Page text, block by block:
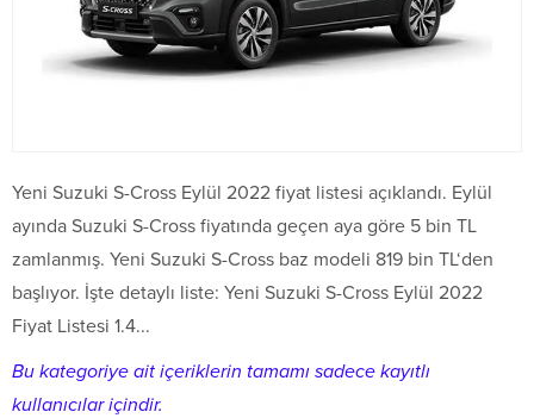
Yeni Suzuki S-Cross Eylül 2022 fiyat listesi açıklandı. Eylül
ayında Suzuki S-Cross fiyatında geçen aya göre 5 bin TL
zamlanmış. Yeni Suzuki S-Cross baz modeli 819 bin TL‘den
başlıyor. İşte detaylı liste: Yeni Suzuki S-Cross Eylül 2022
Fiyat Listesi 1.4...
Bu kategoriye ait içeriklerin tamamı sadece kayıtlı
kullanıcılar içindir.